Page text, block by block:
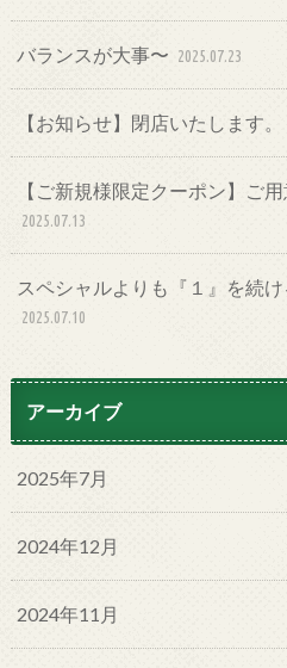
バランスが大事〜 2025.07.23
【お知らせ】閉店いたします。
【ご新規様限定クーポン】ご
2025.07.13
スペシャルよりも『１』を続
2025.07.10
アーカイブ
2025年7月
2024年12月
2024年11月